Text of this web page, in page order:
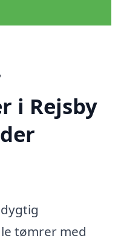
i Rejsby
tømrer med